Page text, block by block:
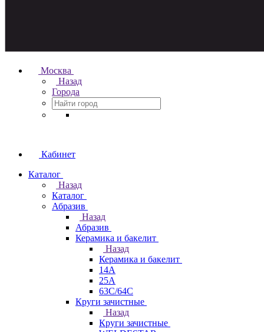
Москва
Назад
Города
Кабинет
Каталог
Назад
Каталог
Абразив
Назад
Абразив
Керамика и бакелит
Назад
Керамика и бакелит
14А
25А
63С/64С
Круги зачистные
Назад
Круги зачистные